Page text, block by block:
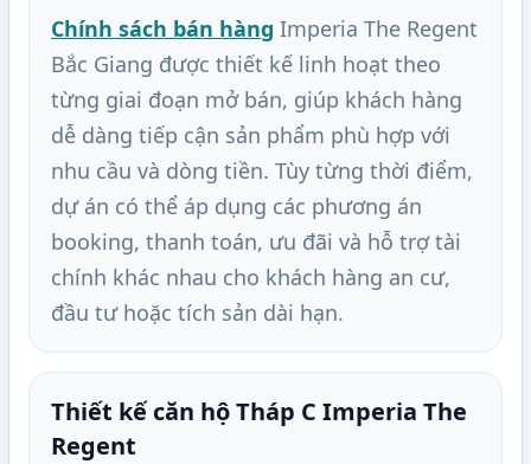
Chính sách bán hàng Imperia The Regent
Bắc Giang được thiết kế linh hoạt theo
từng giai đoạn mở bán, giúp khách hàng
dễ dàng tiếp cận sản phẩm phù hợp với
nhu cầu và dòng tiền. Tùy từng thời điểm,
dự án có thể áp dụng các phương án
booking, thanh toán, ưu đãi và hỗ trợ tài
chính khác nhau cho khách hàng an cư,
đầu tư hoặc tích sản dài hạn.
Thiết kế căn hộ Tháp C Imperia The
Regent